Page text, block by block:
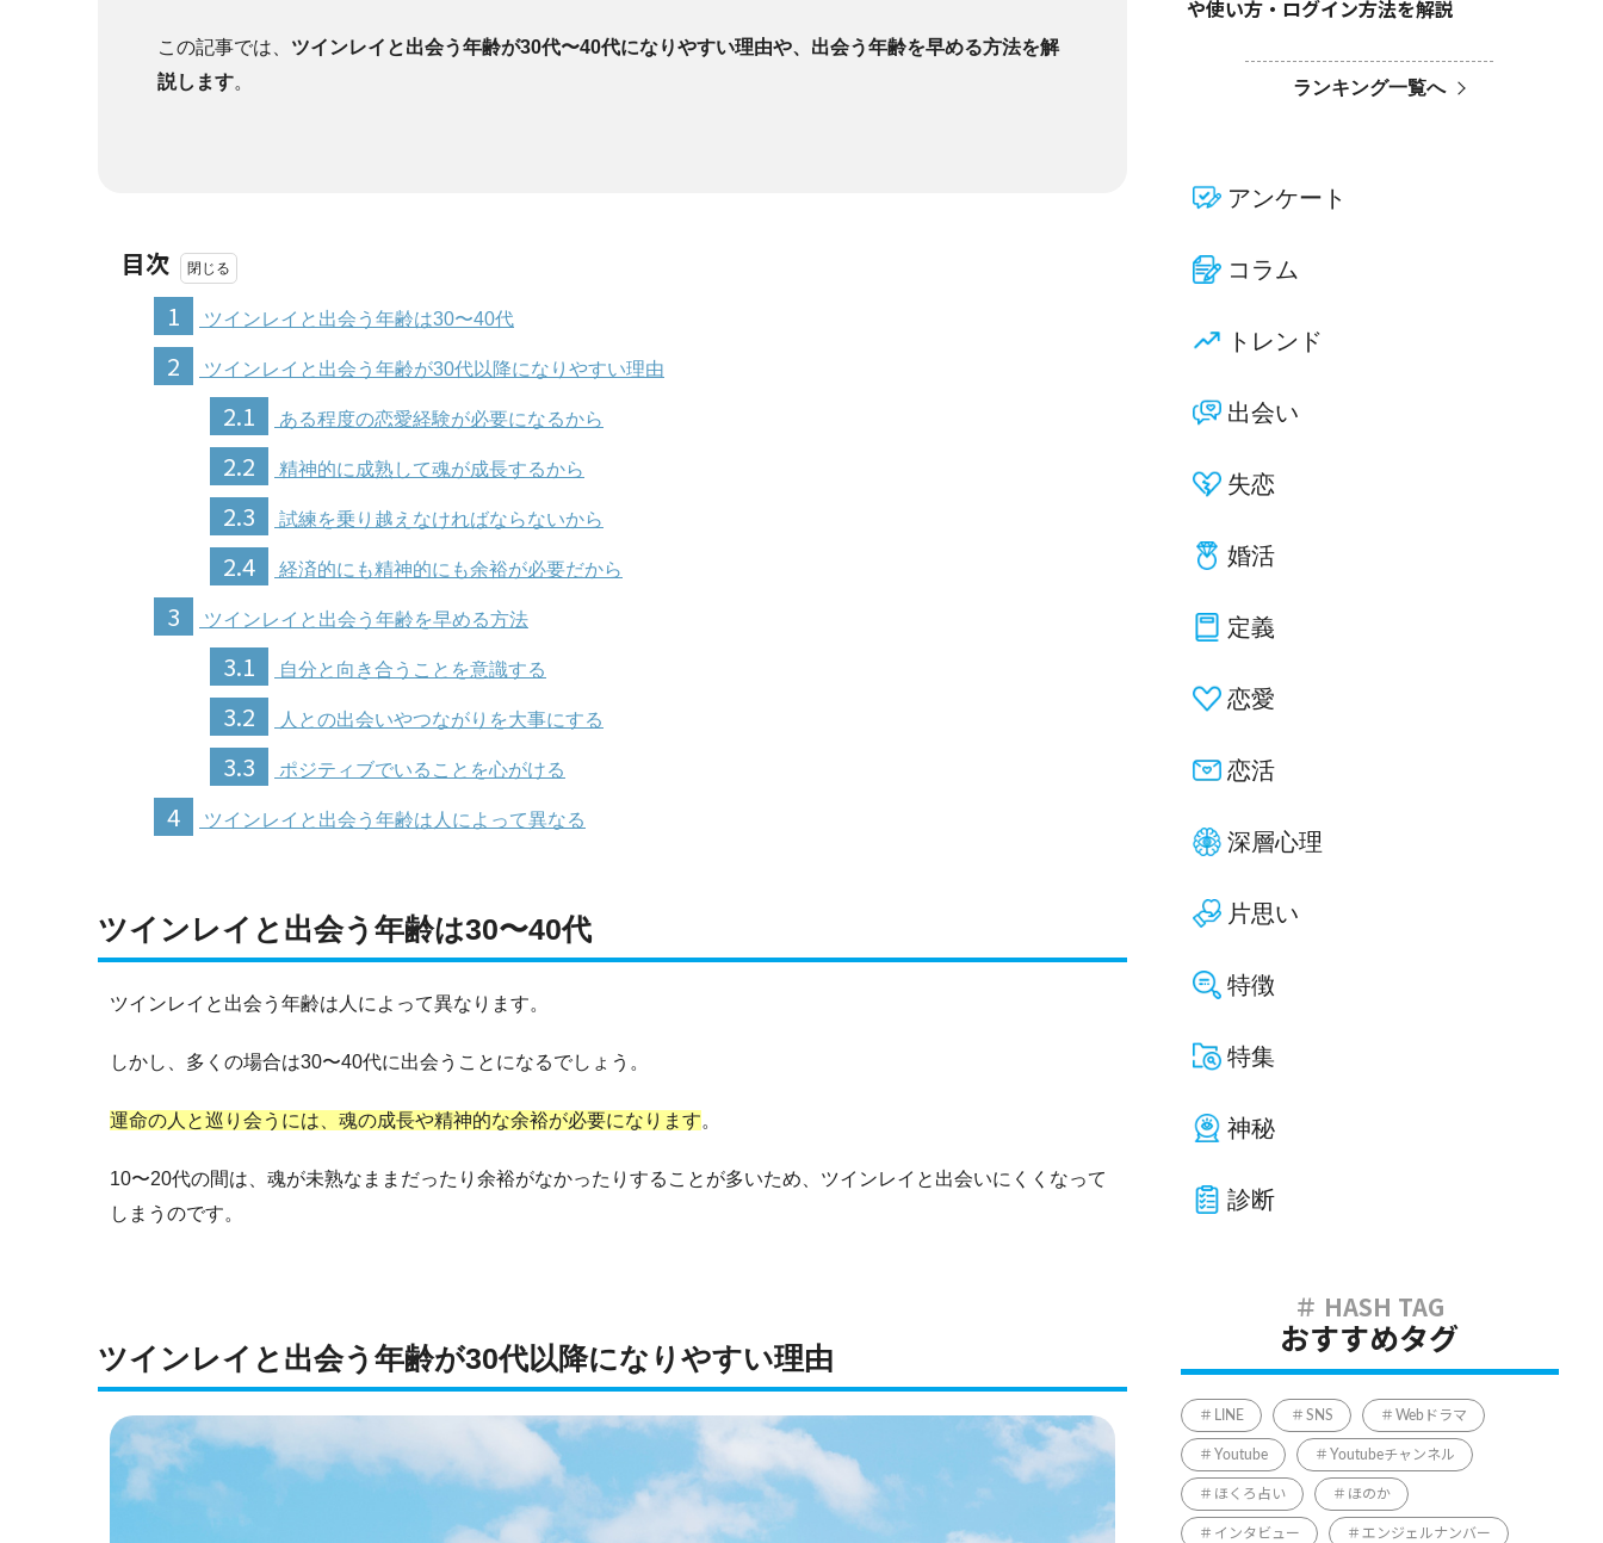
この記事では、 ツインレイと出会う年齢が30代〜40代になりやすい理由や、出会う年齢を早める方法を解
説します。
目次
1
ツインレイと出会う年齢は30〜40代
2 ツインレイと出会う年齢が30代以降になりやすい理由
2.1 ある程度の恋愛経験が必要になるから
2.2 精神的に成熟して魂が成長するから
2.3 試練を乗り越えなければならないから
2.4 経済的にも精神的にも余裕が必要だから
3 ツインレイと出会う年齢を早める方法
3.1 自分と向き合うことを意識する
3.2 人との出会いやつながりを大事にする
3.3 ポジティブでいることを心がける
4 ツインレイと出会う年齢は人によって異なる
ツインレイと出会う年齢は30〜40代
ツインレイと出会う年齢は人によって異なります。
しかし、多くの場合は30〜40代に出会うことになるでしょう。
運命の人と巡り会うには、魂の成長や精神的な余裕が必要になります。
10〜20代の間は、魂が未熟なままだったり余裕がなかったりすることが多いため、ツインレイと出会いにくくなって
しまうのです。
ツインレイと出会う年齢が30代以降になりやすい理由
や使い方・ログイン方法を解説
ランキング一覧へ
アンケート
コラム
トレンド
出会い
失恋
婚活
定義
恋愛
恋活
深層心理
片思い
特徴
特集
神秘
診断
おすすめタグ
LINE SNS Webドラマ
Youtube Youtubeチャンネル
ほくろ占い ほのか
インタビュー エンジェルナンバー